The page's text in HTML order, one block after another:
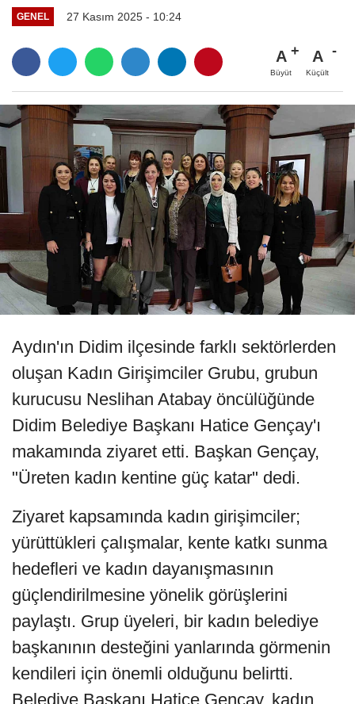
GENEL 27 Kasım 2025 - 10:24
A
Büyüt
A
Küçült
Aydın'ın Didim ilçesinde farklı sektörlerden
oluşan Kadın Girişimciler Grubu, grubun
kurucusu Neslihan Atabay öncülüğünde
Didim Belediye Başkanı Hatice Gençay'ı
makamında ziyaret etti. Başkan Gençay,
"Üreten kadın kentine güç katar" dedi.
Ziyaret kapsamında kadın girişimciler;
yürüttükleri çalışmalar, kente katkı sunma
hedefleri ve kadın dayanışmasının
güçlendirilmesine yönelik görüşlerini
paylaştı. Grup üyeleri, bir kadın belediye
başkanının desteğini yanlarında görmenin
kendileri için önemli olduğunu belirtti.
Belediye Başkanı Hatice Gençay, kadın